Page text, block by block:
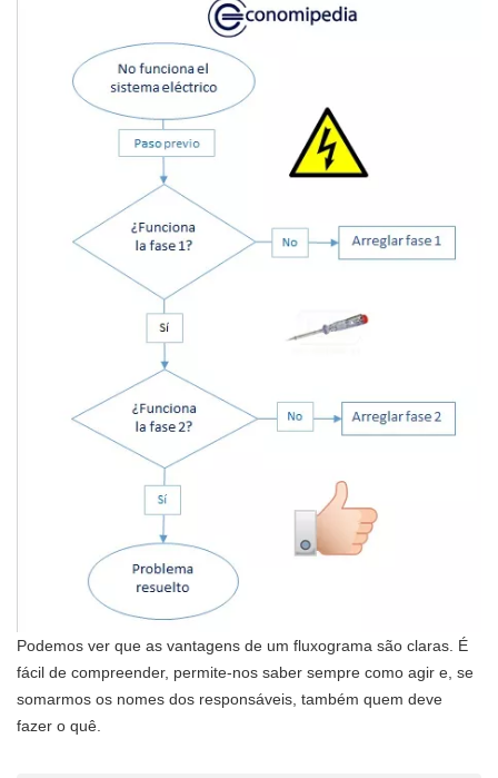
Podemos ver que as vantagens de um fluxograma são claras. É
fácil de compreender, permite-nos saber sempre como agir e, se
somarmos os nomes dos responsáveis, também quem deve
fazer o quê.